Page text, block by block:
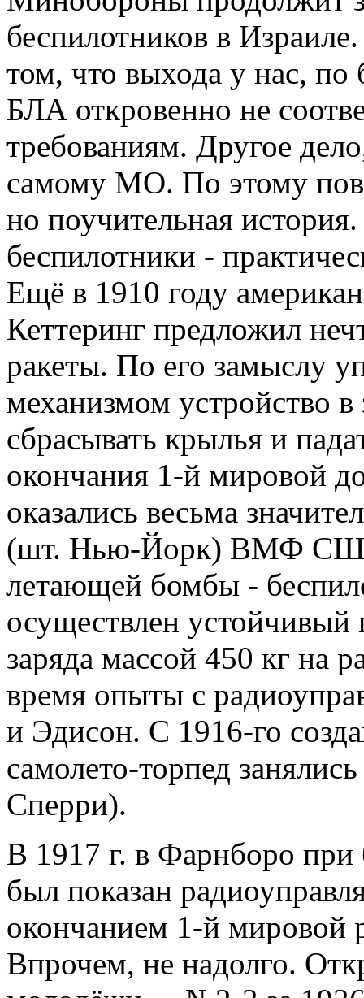
беспилотников в
том, что выхода у нас,
БЛА откровенно не
требованиям. Другое
самому МО. По этому
но поучительная
беспилотники -
Ещё в 1910 году
Кеттеринг предложил
ракеты. По его замыслу
механизмом устройство
сбрасывать крылья и
окончания 1-й мировой
оказались весьма
(шт. Нью-Йорк) ВМФ США
летающей бомбы -
осуществлен устойчивый
заряда массой 450 кг на
время опыты с
и Эдисон. С 1916-го
самолето-торпед
Сперри).
В 1917 г. в Фарнборо
был показан
окончанием 1-й мировой
Впрочем, не надолго.